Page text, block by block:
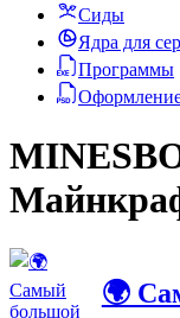
Сиды
Ядра для
Программы
🌍